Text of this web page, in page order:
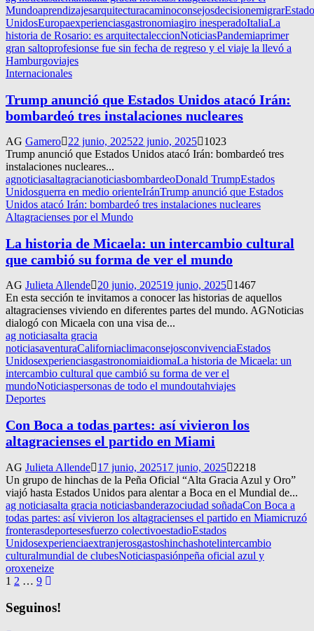
Mundoaprendizajesarquitecturacaminoconsejosdecisionemigrar
UnidosEuropaexperienciasgastronomiagiro inesperadoItaliaLa
historia de Rosario: es arquitectaleccionNoticiasPandemiaprimer
gran saltoprofesionse fue sin fecha de regreso y el viaje la llevó a
Hamburgoviajes
Internacionales
Trump anunció que Estados Unidos atacó Irán:
bombardeó tres instalaciones nucleares
AG Gamero 22 junio, 202522 junio, 2025
1023
Trump anunció que Estados Unidos atacó Irán: bombardeó tres
instalaciones nucleares...
agnoticiasaltagracianoticiasbombardeoDonald TrumpEstados
Unidosguerra en medio orienteIránTrump anunció que Estados
Unidos atacó Irán: bombardeó tres instalaciones nucleares
Altagracienses por el Mundo
La historia de Micaela: un intercambio cultural
que cambió su forma de ver el mundo
AG Julieta Allende 20 junio, 202519 junio, 2025
1467
En esta sección te invitamos a conocer las historias de aquellos
altagracienses viviendo en diferentes partes del mundo. AGNoticias
dialogó con Micaela con una visa de...
ag noticiasalta gracia
noticiasaventuraCaliforniaclimaconsejosconvivenciaEstados
UnidosexperienciasgastronomiaidiomaLa historia de Micaela: un
intercambio cultural que cambió su forma de ver el
mundoNoticiaspersonas de todo el mundoutahviajes
Deportes
Con Boca a todas partes: así vivieron los
altagracienses el partido en Miami
AG Julieta Allende 17 junio, 202517 junio, 2025
2218
Un grupo de hinchas de la Peña Oficial “Alta Gracia Azul y Oro”
viajó hasta Estados Unidos para alentar a Boca en el Mundial de...
ag noticiasalta gracia noticiasbanderazociudad soñadaCon Boca a
todas partes: así vivieron los altagracienses el partido en Miamicruzó
fronterasdeportesesfuerzo colectivoestadioEstados
Unidosexperienciaextranjerosgastoshinchashotelintercambio
culturalmundial de clubesNoticiaspasiónpeña oficial azul y
oroxeneize
Navegación
de
entradas
1 2 … 9
Seguinos!